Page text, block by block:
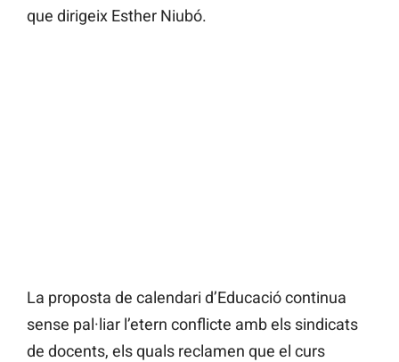
que dirigeix Esther Niubó.
La proposta de calendari d’Educació continua
sense pal·liar l’etern conflicte amb els sindicats
de docents, els quals reclamen que el curs